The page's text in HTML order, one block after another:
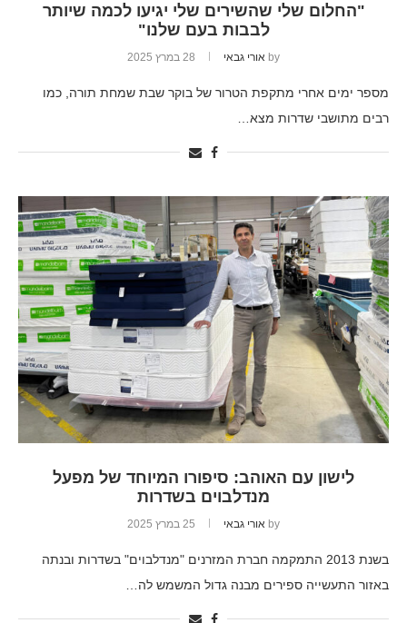
"החלום שלי שהשירים שלי יגיעו לכמה שיותר
לבבות בעם שלנו"
by אורי גבאי 28 במרץ 2025
מספר ימים אחרי מתקפת הטרור של בוקר שבת שמחת תורה, כמו
רבים מתושבי שדרות מצא…
לישון עם האוהב: סיפורו המיוחד של מפעל
מנדלבוים בשדרות
by אורי גבאי 25 במרץ 2025
בשנת 2013 התמקמה חברת המזרנים "מנדלבוים" בשדרות ובנתה
באזור התעשייה ספירים מבנה גדול המשמש לה…